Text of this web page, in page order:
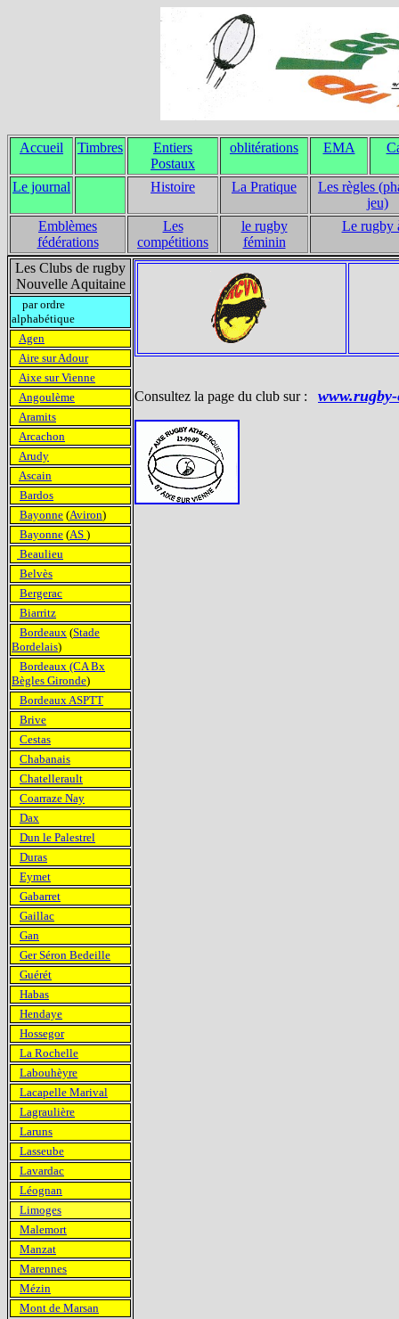
Accueil Timbres
Entiers
Postaux
oblitérations EMA
Le journal Histoire La Pratique
Les règles
jeu)
Emblèmes
fédérations
Les
compétitions
le rugby
féminin
Le rugby
Les Clubs de rugby
Nouvelle Aquitaine
Consultez la page du club sur :
par ordre
alphabétique
Agen
Aire sur Adour
Aixe sur Vienne
Angoulème
Aramits
Arcachon
Arudy
Ascain
Bardos
Bayonne (Aviron)
Bayonne (AS )
Beaulieu
Belvès
Bergerac
Biarritz
Bordeaux (Stade
Bordelais)
Bordeaux (CA Bx
Bègles Gironde)
Bordeaux ASPTT
Brive
Cestas
Chabanais
Chatellerault
Coarraze Nay
Dax
Dun le Palestrel
Duras
Eymet
Gabarret
Gaillac
Gan
Ger Séron Bedeille
Guérét
Habas
Hendaye
Hossegor
La Rochelle
Labouhèyre
Lacapelle Marival
Lagraulière
Laruns
Lasseube
Lavardac
Léognan
Limoges
Malemort
Manzat
Marennes
Mézin
Mont de Marsan